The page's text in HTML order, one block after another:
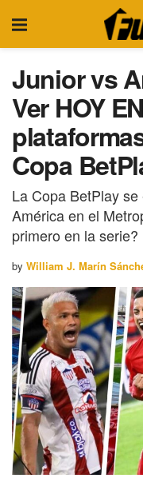
Junior vs
Ver HOY
Copa
La Copa BetPlay
América en el
primero en la serie?
by William J. Marín